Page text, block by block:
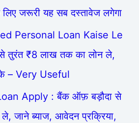
जरूरी यह सब दस्तावेज लगेगा
Personal Loan Kaise Le
तुरंत ₹8 लाख तक का लोन ले,
के – Very Useful
Apply : बैंक ऑफ़ बड़ौदा से
जाने ब्याज, आवेदन प्रक्रिया,